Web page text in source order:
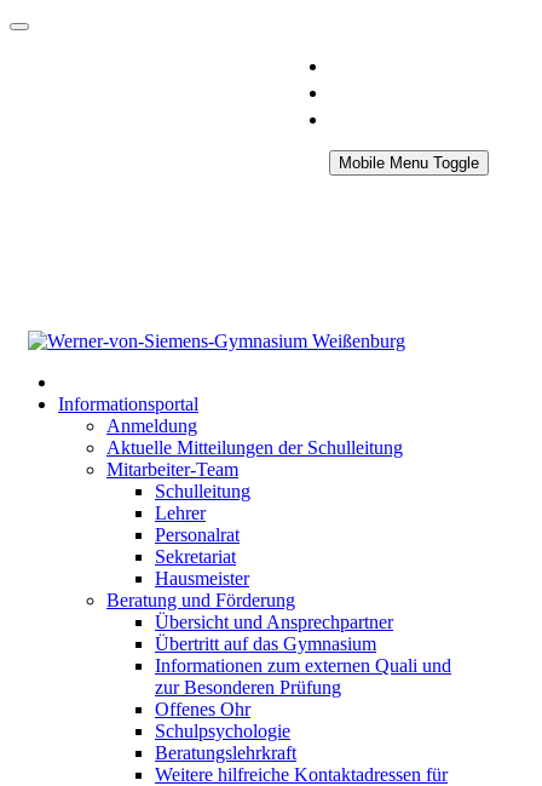
Mobile Menu Toggle
Informationsportal
Anmeldung
Aktuelle Mitteilungen der Schulleitung
Mitarbeiter-Team
Schulleitung
Lehrer
Personalrat
Sekretariat
Hausmeister
Beratung und Förderung
Übersicht und Ansprechpartner
Übertritt auf das Gymnasium
Informationen zum externen Quali und
zur Besonderen Prüfung
Offenes Ohr
Schulpsychologie
Beratungslehrkraft
Weitere hilfreiche Kontaktadressen für